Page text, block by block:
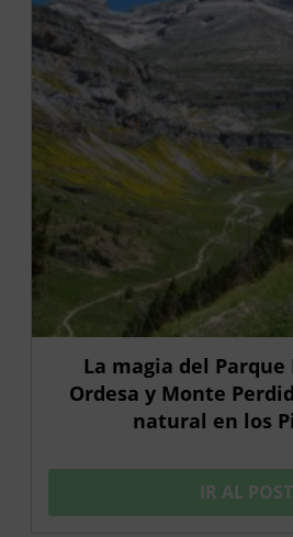
La magia del
Ordesa y Monte
natural en los
IR AL POST